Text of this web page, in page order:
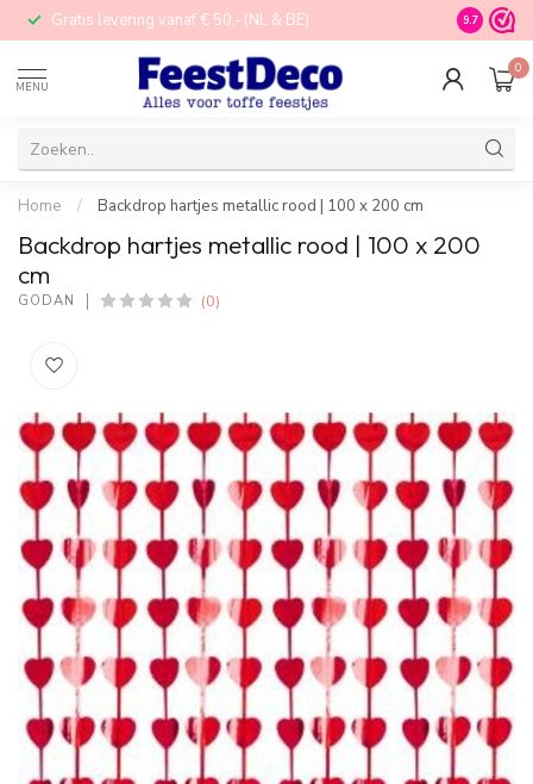
Gratis levering vanaf € 50,- (NL & BE) STORE in
9.7
MENU
0
Home / Backdrop hartjes metallic rood | 100 x 200 cm
Backdrop hartjes metallic rood | 100 x 200
cm
GODAN (0)